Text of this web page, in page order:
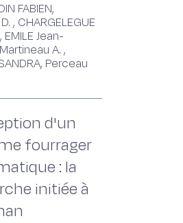
FABIEN,
, CHARGELEGUE
EMILE Jean-
A. ,
Perceau
d'un
fourrager
: la
initiée à